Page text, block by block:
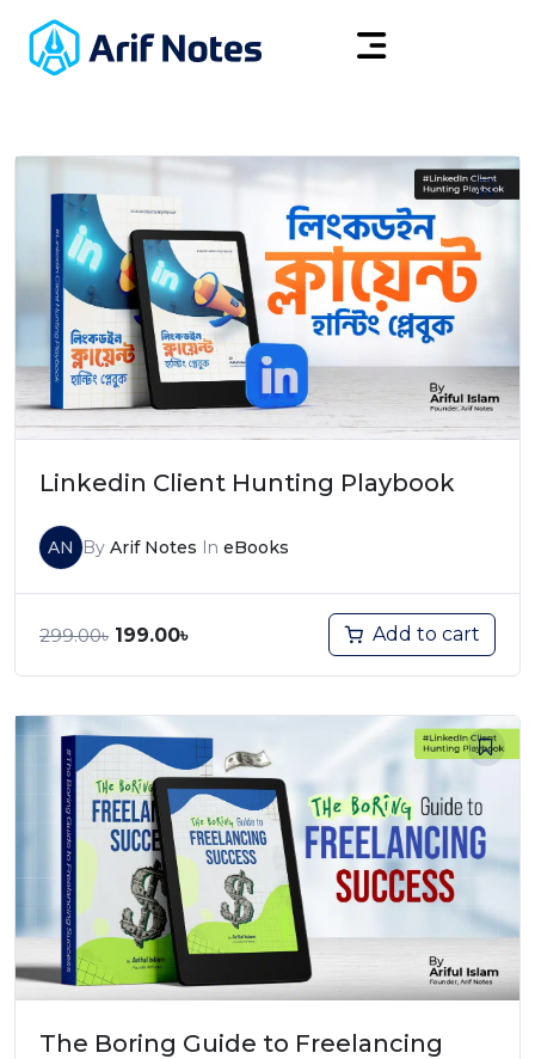
Linkedin Client Hunting Playbook
AN By Arif Notes In eBooks
299.00৳ 199.00৳ Add to cart
The Boring Guide to Freelancing